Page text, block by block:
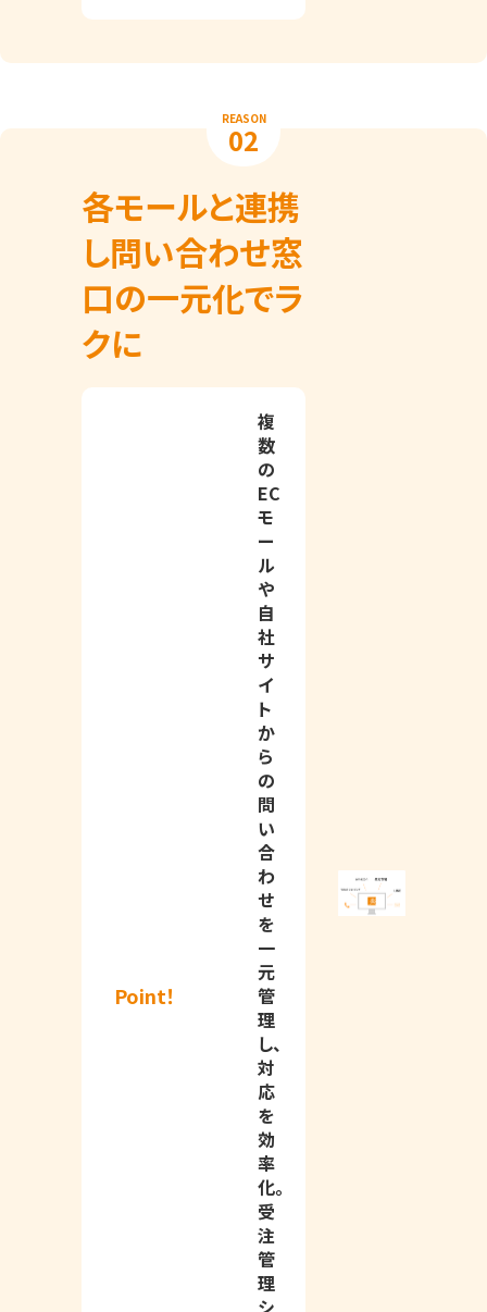
REASON
02
各モールと連携
し問い合わせ窓
口の一元化でラ
クに
Point！
複
数
の
EC
モ
ー
ル
や
自
社
サ
イ
ト
か
ら
の
問
い
合
わ
せ
を
一
元
管
理
し、
対
応
を
効
率
化。
受
注
管
理
シ